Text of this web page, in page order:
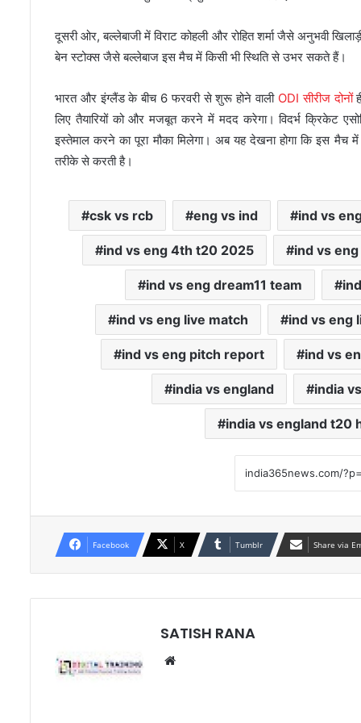
दूसरी ओर, बल्लेबाजी में विराट कोहली और रोहित शर्मा जैसे अनुभवी
बेन स्टोक्स जैसे बल्लेबाज इस मैच में किसी भी स्थिति से उभर सकते हैं।
भारत और इंग्लैंड के बीच 6 फरवरी से शुरू होने वाली ODI सीरीज दोनों
लिए तैयारियों को और मजबूत करने में मदद करेगा। विदर्भ क्रिकेट
इस्तेमाल करने का पूरा मौका मिलेगा। अब यह देखना होगा कि इस
तरीके से करती है।
csk vs rcb eng vs ind ind vs
ind vs eng 4th t20 2025 ind vs eng
ind vs eng dream11 team
ind vs eng live match ind vs eng
ind vs eng pitch report ind vs
india vs england india
india vs england t20
Facebook X Tumblr Share via
SATISH RANA